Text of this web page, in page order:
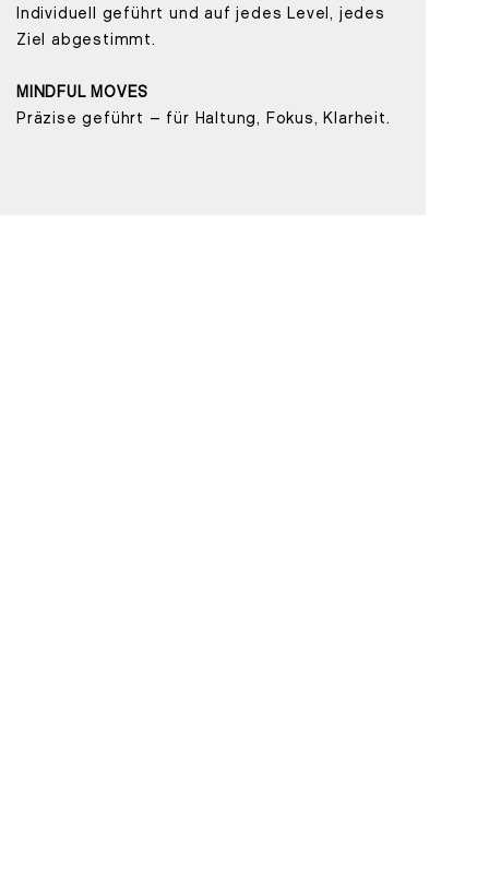
Individuell geführt und auf jedes Level, jedes
Ziel abgestimmt.
MINDFUL MOVES
Präzise geführt – für Haltung, Fokus, Klarheit.